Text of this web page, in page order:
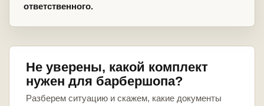
ответственного.
Не уверены, какой комплект
нужен для барбершопа?
Разберем ситуацию и скажем, какие документы